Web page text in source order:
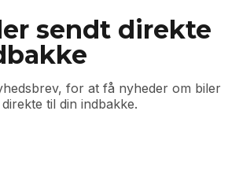
sendt direkte
for at få nyheder om biler
til din indbakke.